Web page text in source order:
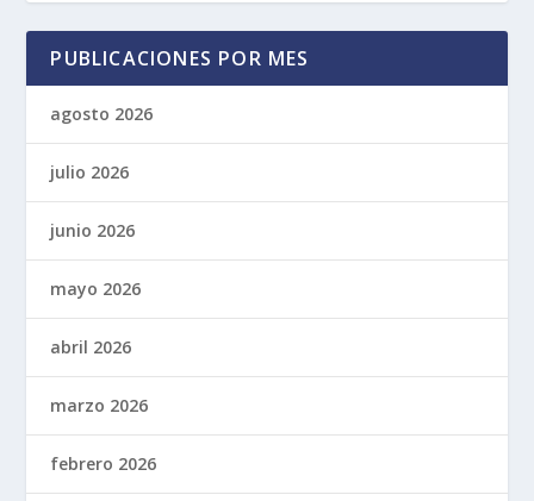
PUBLICACIONES POR MES
agosto 2026
julio 2026
junio 2026
mayo 2026
abril 2026
marzo 2026
febrero 2026